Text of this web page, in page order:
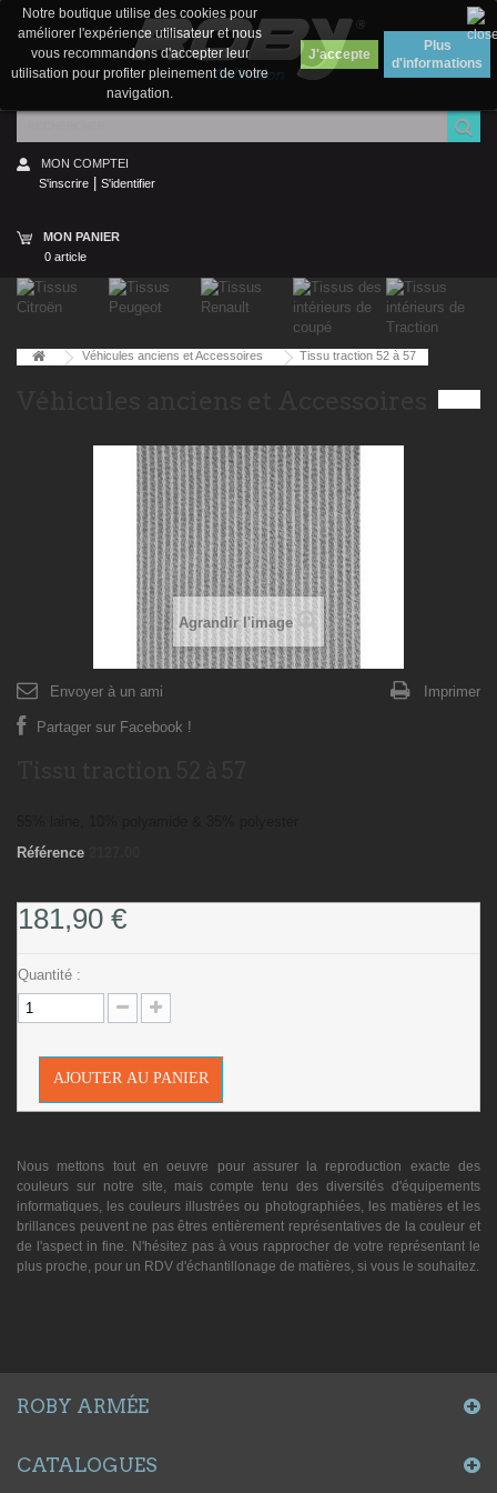
MON COMPTEI
S'inscrire
S'identifier
MON PANIER
0 article
Notre boutique utilise des cookies pour
améliorer l'expérience utilisateur et nous
vous recommandons d'accepter leur
utilisation pour profiter pleinement de votre
navigation.
Plus
d'informations
Véhicules anciens et Accessoires Tissu traction 52 à 57
Agrandir l'image
Imprimer
Envoyer à un ami
Partager sur Facebook !
Référence
181,90 €
Quantité :
AJOUTER AU PANIER
Nous mettons tout en oeuvre pour assurer la reproduction exacte des
couleurs sur notre site, mais compte tenu des diversités d'équipements
informatiques, les couleurs illustrées ou photographiées, les matières et les
brillances peuvent ne pas êtres entièrement représentatives de la couleur et
de l'aspect in fine. N'hésitez pas à vous rapprocher de votre représentant le
plus proche, pour un RDV d'échantillonage de matières, si vous le souhaitez.
ROBY ARMÉE
CATALOGUES